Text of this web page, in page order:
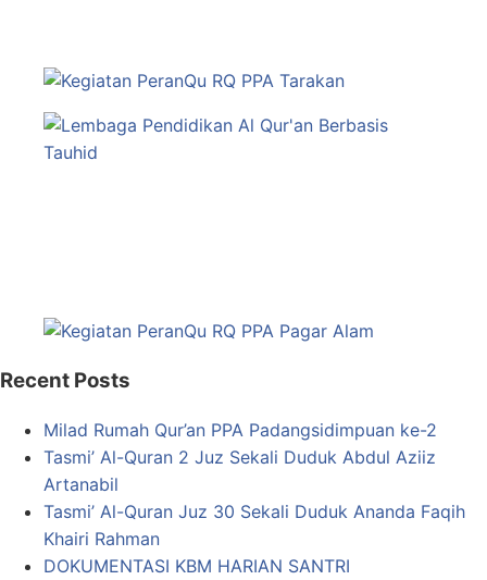
Recent Posts
Milad Rumah Qur’an PPA Padangsidimpuan ke-2
Tasmi’ Al-Quran 2 Juz Sekali Duduk Abdul Aziiz
Artanabil
Tasmi’ Al-Quran Juz 30 Sekali Duduk Ananda Faqih
Khairi Rahman
DOKUMENTASI KBM HARIAN SANTRI